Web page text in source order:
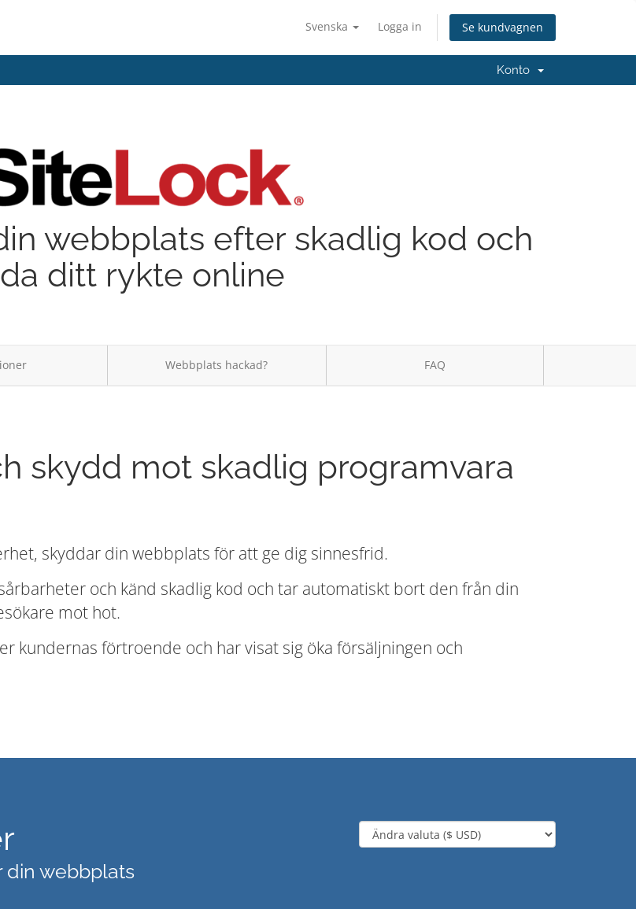
Svenska Logga in Se kundvagnen
Konto
webbplats efter skadlig kod och
ditt rykte online
Webbplats hackad? FAQ
skydd mot skadlig programvara
skyddar din webbplats för att ge dig sinnesfrid.
och känd skadlig kod och tar automatiskt bort den från din
mot hot.
kundernas förtroende och har visat sig öka försäljningen och
din webbplats